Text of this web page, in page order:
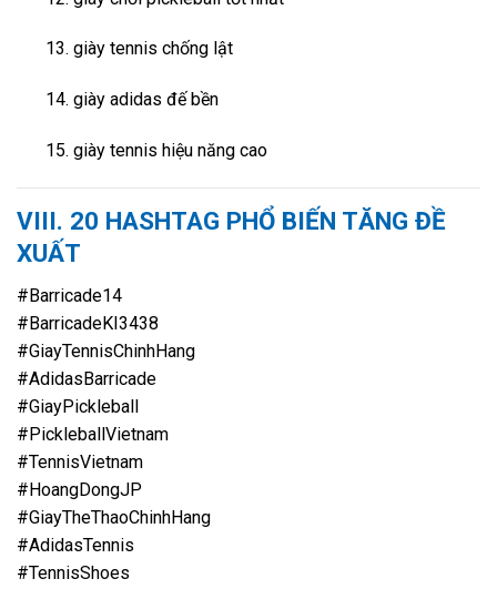
giày tennis chống lật
giày adidas đế bền
giày tennis hiệu năng cao
VIII. 20 HASHTAG PHỔ BIẾN TĂNG ĐỀ
XUẤT
#Barricade14
#BarricadeKI3438
#GiayTennisChinhHang
#AdidasBarricade
#GiayPickleball
#PickleballVietnam
#TennisVietnam
#HoangDongJP
#GiayTheThaoChinhHang
#AdidasTennis
#TennisShoes